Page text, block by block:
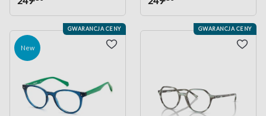
New
GWARANCJA CENY GWARANCJA CENY